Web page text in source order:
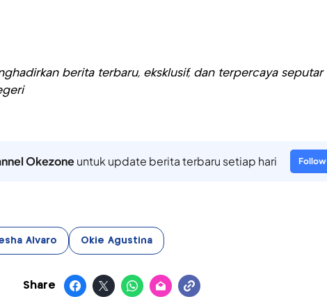
berita terbaru, eksklusif, dan terpercaya seputar
Okezoneuntuk update berita terbaru setiap hari Follow
Alvaro Okie Agustina
Share